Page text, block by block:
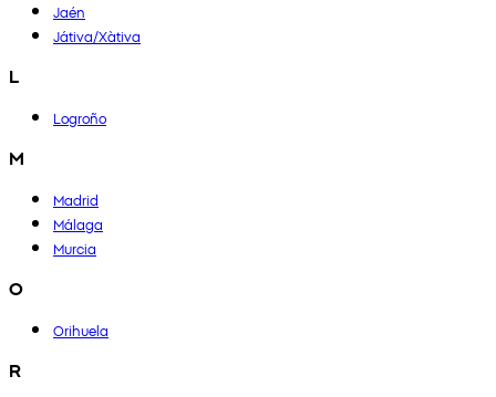
Jaén
Játiva/Xàtiva
L
Logroño
M
Madrid
Málaga
Murcia
O
Orihuela
R